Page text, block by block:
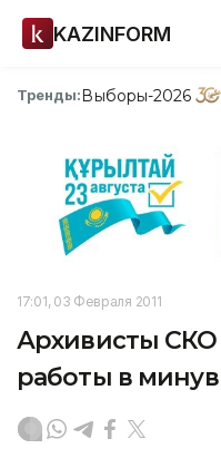
KAZINFORM
Тренды:Выборы-2026
17:01, 03 Февраля 2011
Архивисты СКО
работы в